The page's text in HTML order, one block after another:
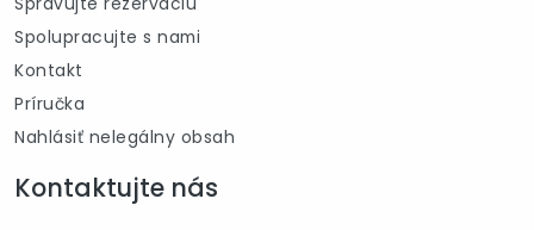
Spolupracujte s nami
Kontakt
Príručka
Nahlásiť nelegálny obsah
Kontaktujte nás